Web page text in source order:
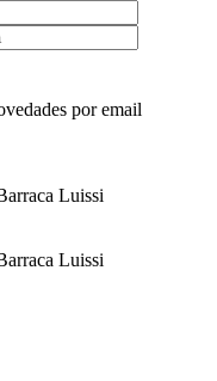
por email